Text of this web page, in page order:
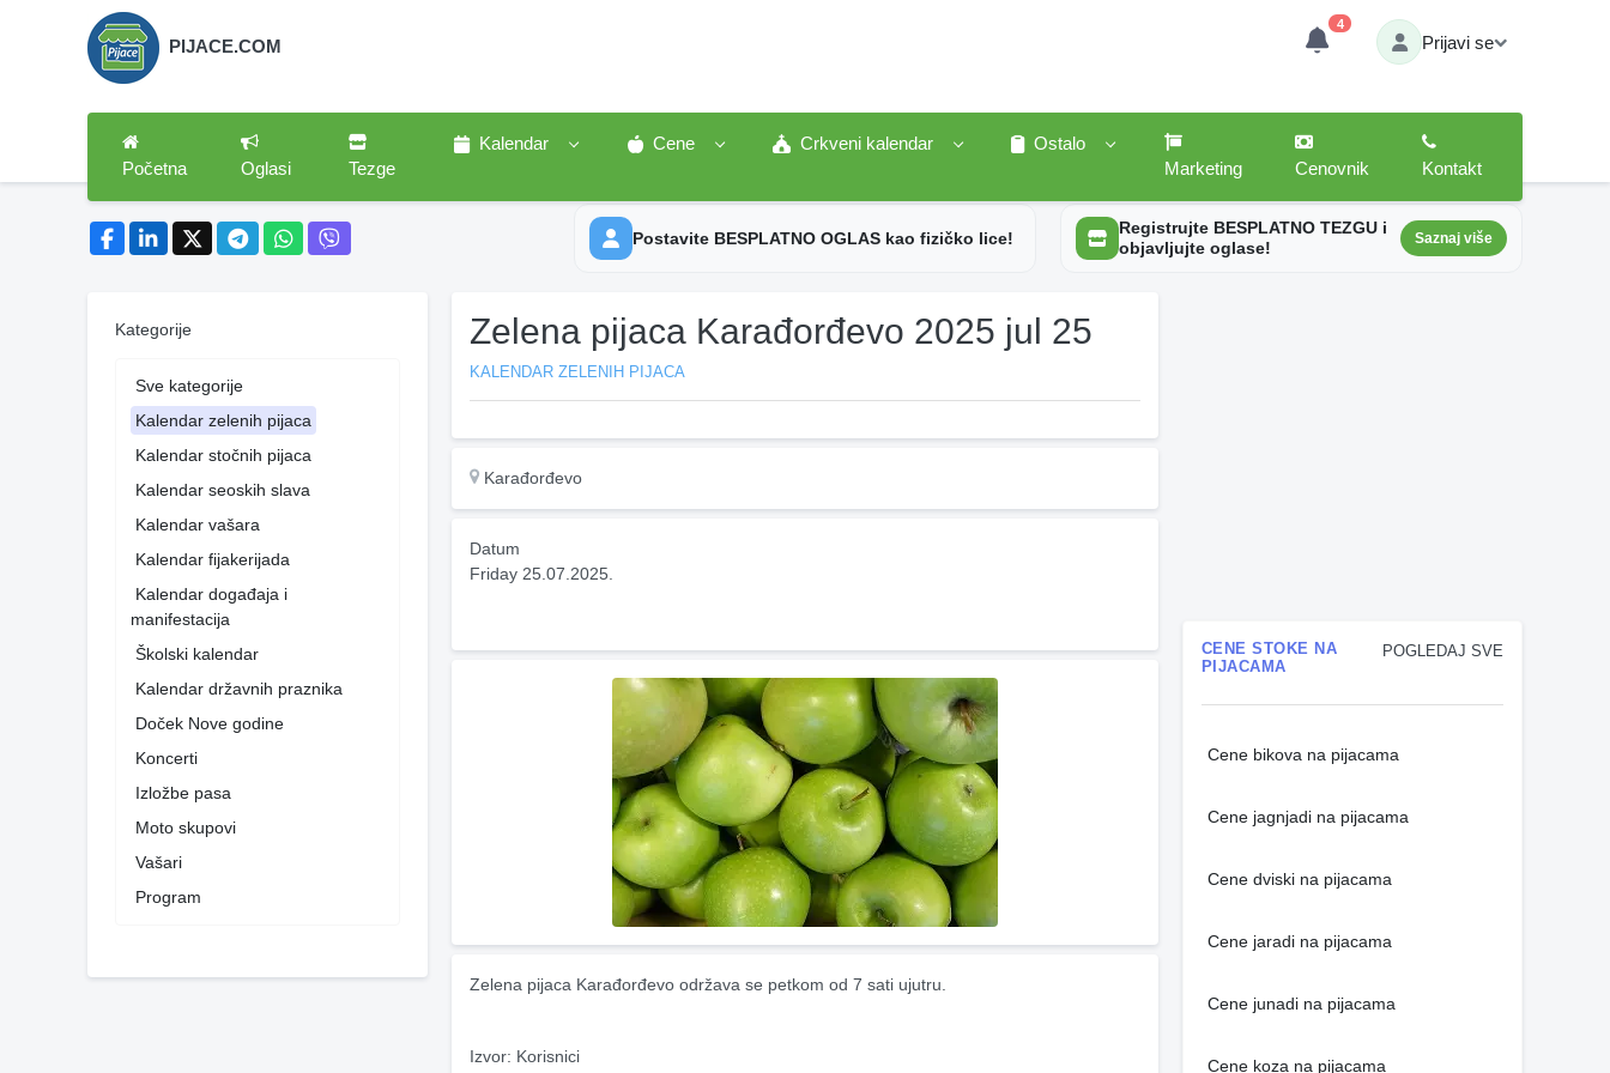
PIJACE.COM
4
Prijavi se
Početna Oglasi Tezge
Kalendar Cene Crkveni kalendar
Ostalo
Marketing
Cenovnik Kontakt
Postavite BESPLATNO OGLAS kao fizičko lice!
Registrujte BESPLATNO TEZGU i
objavljujte oglase!
Saznaj više
Kategorije
Sve kategorije
Kalendar zelenih pijaca
Kalendar stočnih pijaca
Kalendar seoskih slava
Kalendar vašara
Kalendar fijakerijada
Kalendar događaja i
manifestacija
Školski kalendar
Kalendar državnih praznika
Doček Nove godine
Koncerti
Izložbe pasa
Moto skupovi
Vašari
Program
Zelena pijaca Karađorđevo 2025 jul 25
KALENDAR ZELENIH PIJACA
Karađorđevo
Datum
Friday 25.07.2025.
Zelena pijaca Karađorđevo održava se petkom od 7 sati ujutru.
Izvor: Korisnici
POGLEDAJ SVE
CENE STOKE NA
PIJACAMA
Cene bikova na pijacama
Cene jagnjadi na pijacama
Cene dviski na pijacama
Cene jaradi na pijacama
Cene junadi na pijacama
Cene koza na pijacama